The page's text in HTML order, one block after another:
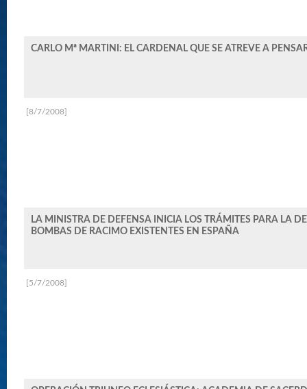
CARLO Mª MARTINI: EL CARDENAL QUE SE ATREVE A
LA MINISTRA DE DEFENSA INICIA LOS TRÁMITES PARA LA
BOMBAS DE RACIMO EXISTENTES EN ESPAÑA
[8/7/2008]
[5/7/2008]